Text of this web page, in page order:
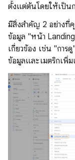
ตั้งแต่ต้นโดยให้เป็นก
มีสิ่งสําคัญ 2 อย่างที่
ข้อมูล "หน้า
เกี่ยวข้อง เช่น "กา
ข้อมูลและเมตริกเพิ่